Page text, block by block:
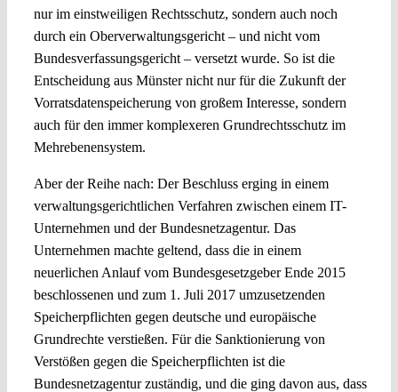
nur im einstweiligen Rechtsschutz, sondern auch noch
durch ein Oberverwaltungsgericht – und nicht vom
Bundesverfassungsgericht – versetzt wurde. So ist die
Entscheidung aus Münster nicht nur für die Zukunft der
Vorratsdatenspeicherung von großem Interesse, sondern
auch für den immer komplexeren Grundrechtsschutz im
Mehrebenensystem.
Aber der Reihe nach: Der Beschluss erging in einem
verwaltungsgerichtlichen Verfahren zwischen einem IT-
Unternehmen und der Bundesnetzagentur. Das
Unternehmen machte geltend, dass die in einem
neuerlichen Anlauf vom Bundesgesetzgeber Ende 2015
beschlossenen und zum 1. Juli 2017 umzusetzenden
Speicherpflichten gegen deutsche und europäische
Grundrechte verstießen. Für die Sanktionierung von
Verstößen gegen die Speicherpflichten ist die
Bundesnetzagentur zuständig, und die ging davon aus, dass